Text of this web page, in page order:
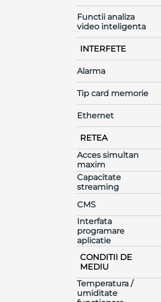
Functii analiza
video inteligenta
INTERFETE
Alarma
Tip card memorie
Ethernet
RETEA
Acces simultan
maxim
Capacitate
streaming
CMS
Interfata
programare
aplicatie
CONDITII DE
MEDIU
Temperatura /
umiditate